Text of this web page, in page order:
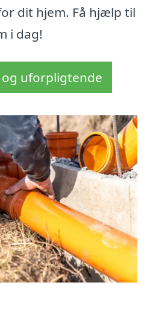
dit hjem. Få hjælp til
i dag!
uforpligtende